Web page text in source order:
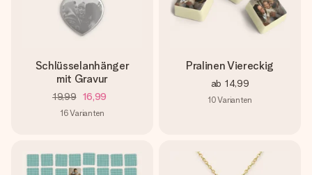
Schlüsselanhänger
mit Gravur
19,99 16,99
16Varianten
Pralinen Viereckig
ab 14,99
10Varianten